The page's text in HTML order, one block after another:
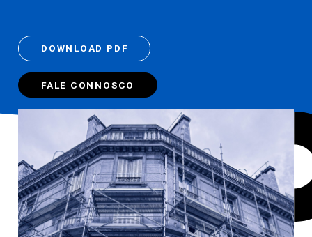
DOWNLOAD PDF
FALE CONNOSCO